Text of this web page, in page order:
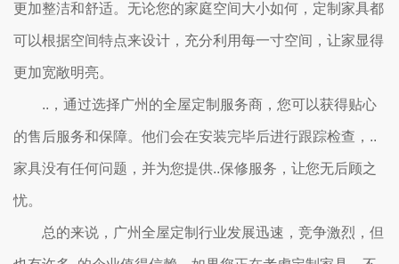
更加整洁和舒适。无论您的家庭空间大小如何，定制家具都
可以根据空间特点来设计，充分利用每一寸空间，让家显得
更加宽敞明亮。
..，通过选择广州的全屋定制服务商，您可以获得贴心
的售后服务和保障。他们会在安装完毕后进行跟踪检查，..
家具没有任何问题，并为您提供..保修服务，让您无后顾之
忧。
总的来说，广州全屋定制行业发展迅速，竞争激烈，但